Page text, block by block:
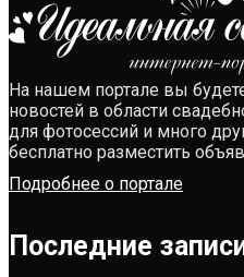
На нашем портале вы
новостей в области
для фотосессий и много
бесплатно разместить
Подробнее о портале
Последние